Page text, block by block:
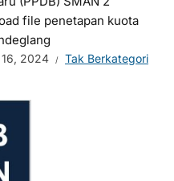
file penetapan kuota
2024 Tak Berkategori